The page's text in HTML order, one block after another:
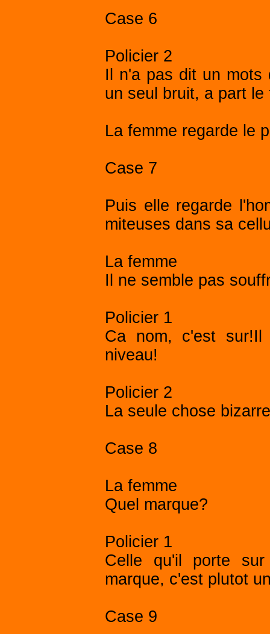
Case 6
Policier 2
Il n'a pas dit un mots
un seul bruit, a part
La femme regarde le
Case 7
Puis elle regarde
miteuses dans sa
La femme
Il ne semble pas
Policier 1
Ca nom, c'est
niveau!
Policier 2
La seule chose
Case 8
La femme
Quel marque?
Policier 1
Celle qu'il porte
marque, c'est plutot
Case 9